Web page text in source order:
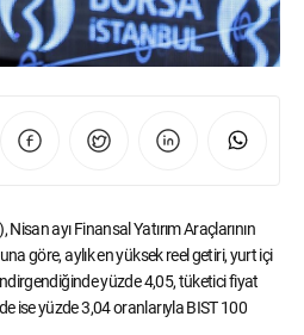
ayı Finansal Yatırım Araçlarının
göre, aylık en yüksek reel getiri, yurt içi
yüzde 4,05, tüketici fiyat
ise yüzde 3,04 oranlarıyla BIST 100